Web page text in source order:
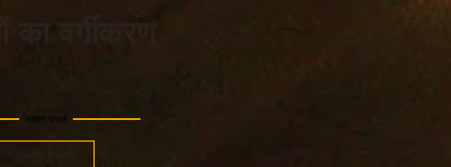
मसाला फसलें